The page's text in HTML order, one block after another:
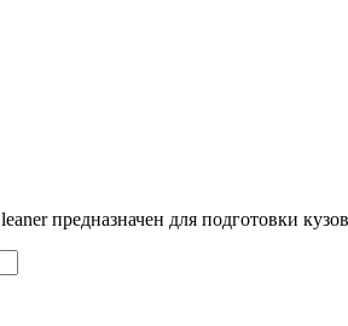
предназначен для подготовки